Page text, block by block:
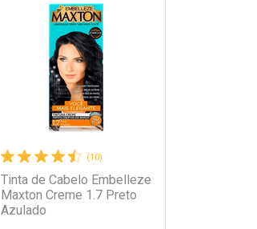
(10)
Tinta de Cabelo Embelleze
Maxton Creme 1.7 Preto
Azulado